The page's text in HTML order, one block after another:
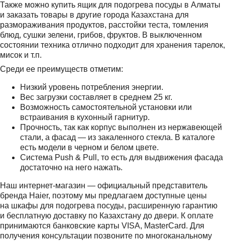
Также можно купить ящик для подогрева посуды в Алматы
и заказать товары в другие города Казахстана для
размораживания продуктов, расстойки теста, томления
блюд, сушки зелени, грибов, фруктов. В выключенном
состоянии техника отлично подходит для хранения тарелок,
мисок и т.п.
Среди ее преимуществ отметим:
Низкий уровень потребления энергии.
Вес загрузки составляет в среднем 25 кг.
Возможность самостоятельной установки или
встраивания в кухонный гарнитур.
Прочность, так как корпус выполнен из нержавеющей
стали, а фасад — из закаленного стекла. В каталоге
есть модели в черном и белом цвете.
Система Push & Pull, то есть для выдвижения фасада
достаточно на него нажать.
Наш интернет-магазин — официальный представитель
бренда Haier, поэтому мы предлагаем доступные цены
на шкафы для подогрева посуды, расширенную гарантию
и бесплатную доставку по Казахстану до двери. К оплате
принимаются банковские карты VISA, MasterCard. Для
получения консультации позвоните по многоканальному